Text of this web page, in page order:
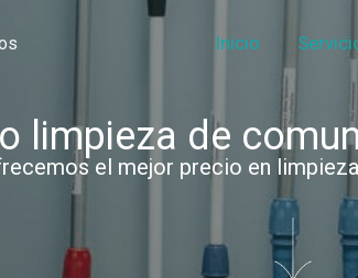
Inicio
limpieza de
el mejor precio en